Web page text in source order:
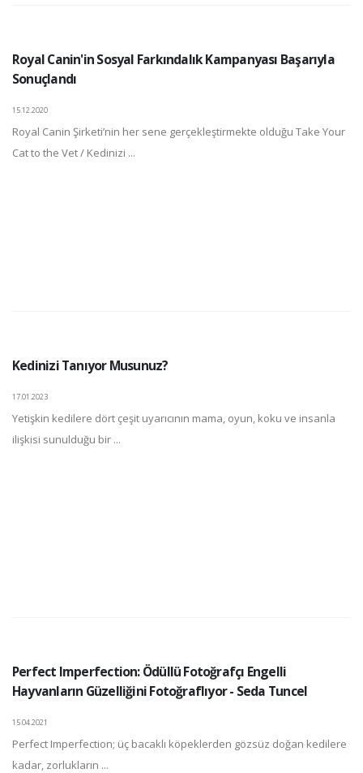
Royal Canin'in Sosyal Farkındalık Kampanyası Başarıyla
Sonuçlandı
15.12.2020
Royal Canin Şirketi’nin her sene gerçekleştirmekte olduğu Take Your
Cat to the Vet / Kedinizi ...
Kedinizi Tanıyor Musunuz?
17.01.2023
Yetişkin kedilere dört çeşit uyarıcının mama, oyun, koku ve insanla
ilişkisi sunulduğu bir ...
Perfect Imperfection: Ödüllü Fotoğrafçı Engelli
Hayvanların Güzelliğini Fotoğraflıyor - Seda Tuncel
15.04.2021
Perfect Imperfection; üç bacaklı köpeklerden gözsüz doğan kedilere
kadar, zorlukların ...